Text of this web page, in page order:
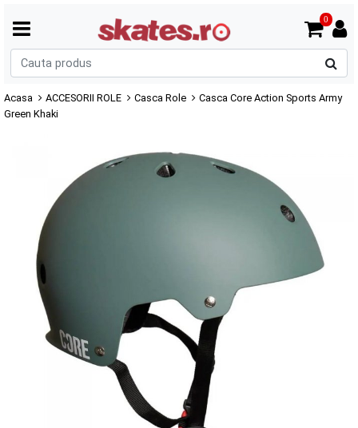
0
Acasa ACCESORII ROLE Casca Role
Casca Core Action Sports Army
Green Khaki